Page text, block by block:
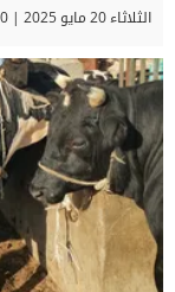
الثلاثاء 20 مايو 2025 | 12:00 صباحاً